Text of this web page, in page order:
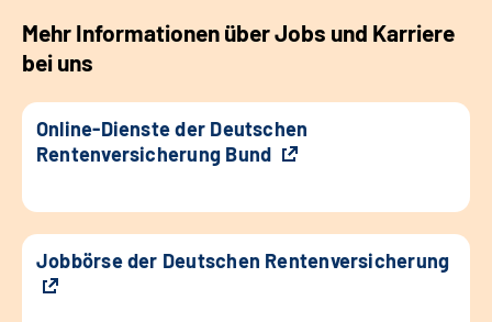
Mehr Informationen über Jobs und Karriere
bei uns
Online-Dienste der Deutschen
Rentenversicherung Bund
Jobbörse der Deutschen Rentenversicherung